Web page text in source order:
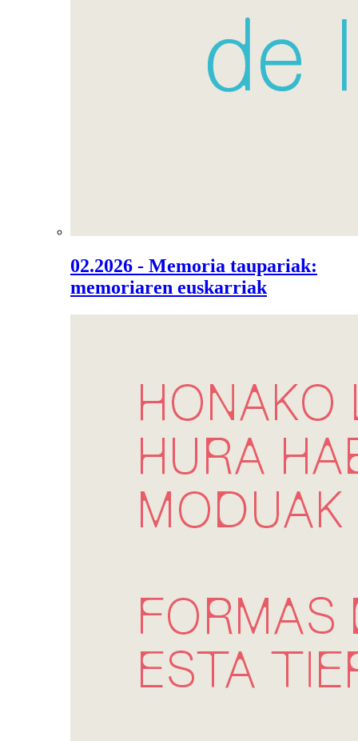
02.2026 - Memoria taupariak:
memoriaren euskarriak